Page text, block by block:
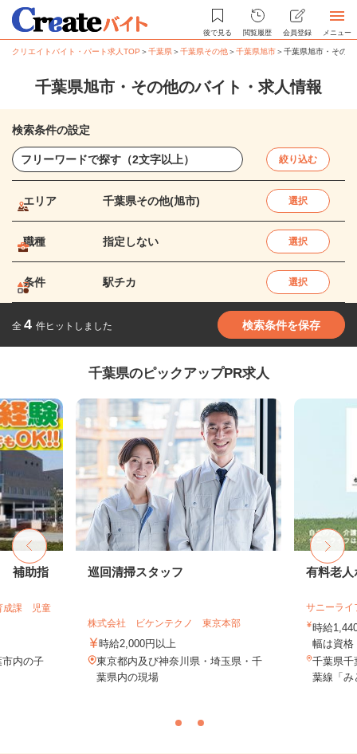
後で見る 閲覧履歴 会員登録 メニュー
クリエイトバイト・パート求人TOP ＞千葉県＞千葉県その他＞千葉県旭市＞千葉県旭市・その
千葉県旭市・その他のバイト・求人情報
検索条件の設定
絞り込む
エリア 千葉県その他(旭市) 選択
職種 指定しない 選択
条件 駅チカ 選択
全 4 件ヒットしました 検索条件を保存
千葉県のピックアップPR求人
補助指
成課 児童
内の子
巡回清掃スタッフ
株式会社 ビケンテクノ 東京本部
時給2,000円以上
東京都内及び神奈川県・埼玉県・千
葉県内の現場
有料老人
サニーライ
時給
幅は資
千葉県千
葉線「み